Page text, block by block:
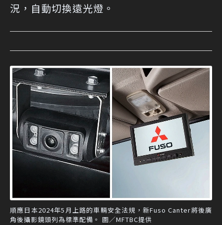
況，自動切換遠光燈。
順應日本2024年5月上路的車輛安全法規，新Fuso Canter將後廣
角後攝影鏡頭列為標準配備。 圖／MFTBC提供